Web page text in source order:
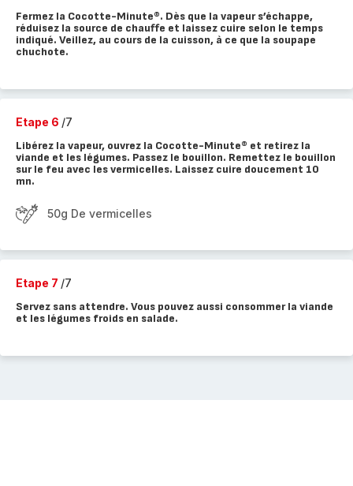
Fermez la Cocotte-Minute®. Dès que la vapeur s’échappe,
réduisez la source de chauffe et laissez cuire selon le temps
indiqué. Veillez, au cours de la cuisson, à ce que la soupape
chuchote.
Etape 6 /7
Libérez la vapeur, ouvrez la Cocotte-Minute® et retirez la
viande et les légumes. Passez le bouillon. Remettez le bouillon
sur le feu avec les vermicelles. Laissez cuire doucement 10
mn.
50g De vermicelles
Etape 7 /7
Servez sans attendre. Vous pouvez aussi consommer la viande
et les légumes froids en salade.